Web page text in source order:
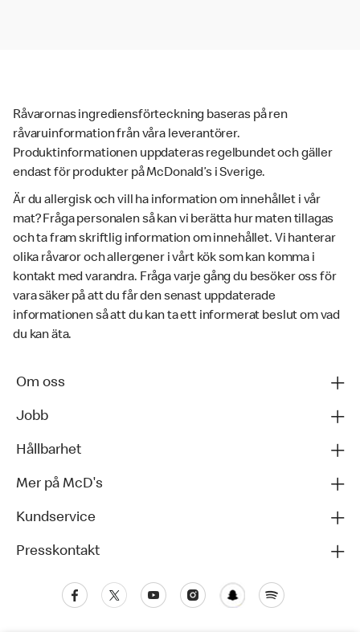
Råvarornas ingrediensförteckning baseras på ren
råvaruinformation från våra leverantörer.
Produktinformationen uppdateras regelbundet och gäller
endast för produkter på McDonald’s i Sverige.
Är du allergisk och vill ha information om innehållet i vår
mat? Fråga personalen så kan vi berätta hur maten tillagas
och ta fram skriftlig information om innehållet. Vi hanterar
olika råvaror och allergener i vårt kök som kan komma i
kontakt med varandra. Fråga varje gång du besöker oss för
vara säker på att du får den senast uppdaterade
informationen så att du kan ta ett informerat beslut om vad
du kan äta.
Om oss
Jobb
Hållbarhet
Mer på McD's
Kundservice
Presskontakt